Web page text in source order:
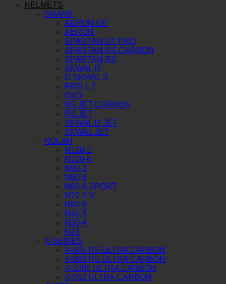
HELMETS
SHARK
AERON GP
AERON
SPARTAN GT PRO
SPARTAN RS CARBON
SPARTAN RS
SKWAL I3
D-SKWAL 3
RIDILL 2
OXO
RS JET CARBON
RS JET
SKWAL I3 JET
SKWAL JET
NOLAN
N120-1
N100-6
N90-3
N80-8
N60-6 SPORT
N70-2 X
N60-6
N40-5
N30-4
N21
X-SERIES
X-804 RS ULTRA CARBON
X-803 RS ULTRA CARBON
X-1005 ULTRA CARBON
X-552 ULTRA CARBON